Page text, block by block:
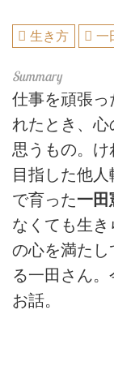
生き方 一
仕事を頑張っ
れたとき、心
思うもの。け
目指した他
で育った一田
なくても生
の心を満た
る一田さん。
お話。